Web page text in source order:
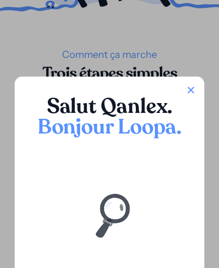
Salut Qanlex.
Bonjour Loopa.
Comment ça marche
Trois étapes simples